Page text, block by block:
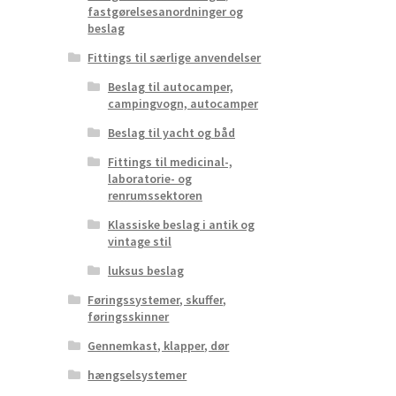
fastgørelsesanordninger og
beslag
Fittings til særlige anvendelser
Beslag til autocamper,
campingvogn, autocamper
Beslag til yacht og båd
Fittings til medicinal-,
laboratorie- og
renrumssektoren
Klassiske beslag i antik og
vintage stil
luksus beslag
Føringssystemer, skuffer,
føringsskinner
Gennemkast, klapper, dør
hængselsystemer